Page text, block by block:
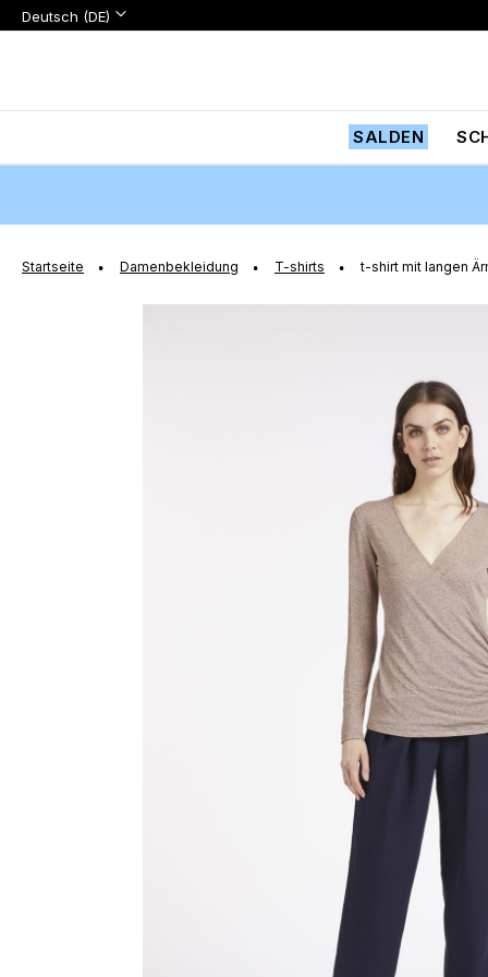
Sprache
Sprache:
Deutsch (DE)
SALDEN
Startseite Damenbekleidung T-shirts t-shirt mit langen